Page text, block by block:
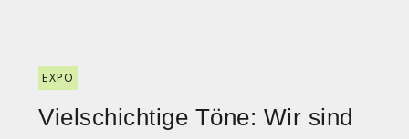
EXPO
Vielschichtige Töne: Wir sind